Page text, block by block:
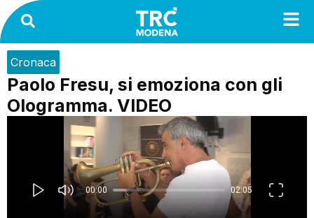
Cronaca
Paolo Fresu, si emoziona con gli
Ologramma. VIDEO